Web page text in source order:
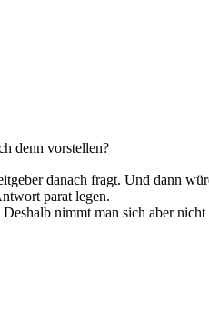
denn vorstellen?
danach fragt. Und dann
parat legen.
nimmt man sich aber